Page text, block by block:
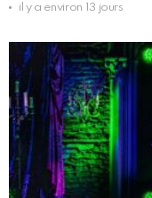
il y a environ 13 jours